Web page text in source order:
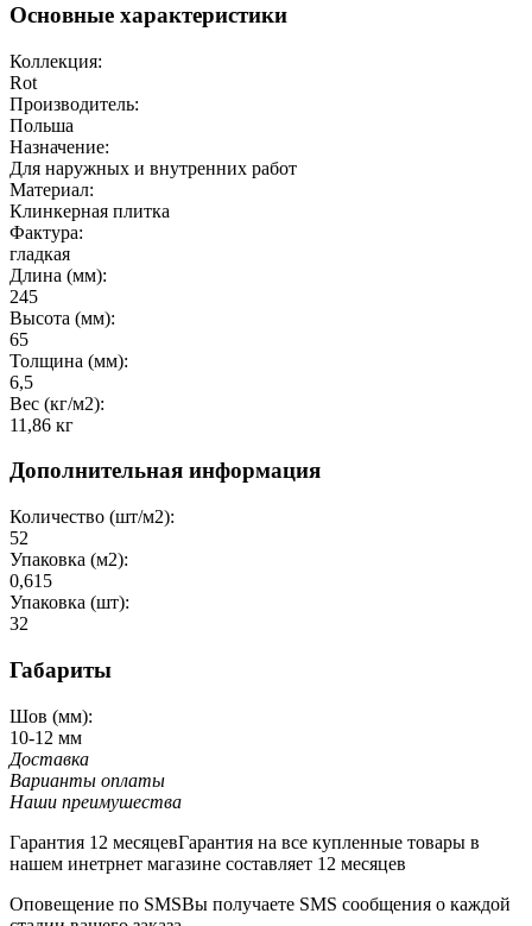
Основные характеристики
Коллекция:
Rot
Производитель:
Польша
Назначение:
Для наружных и внутренних работ
Материал:
Клинкерная плитка
Фактура:
гладкая
Длина (мм):
245
Высота (мм):
65
Толщина (мм):
6,5
Вес (кг/м2):
11,86 кг
Дополнительная информация
Количество (шт/м2):
52
Упаковка (м2):
0,615
Упаковка (шт):
32
Габариты
Шов (мм):
10-12 мм
Доставка
Варианты оплаты
Наши преимушества
Гарантия 12 месяцевГарантия на все купленные товары в
нашем инетрнет магазине составляет 12 месяцев
Оповещение по SMSВы получаете SMS сообщения о каждой